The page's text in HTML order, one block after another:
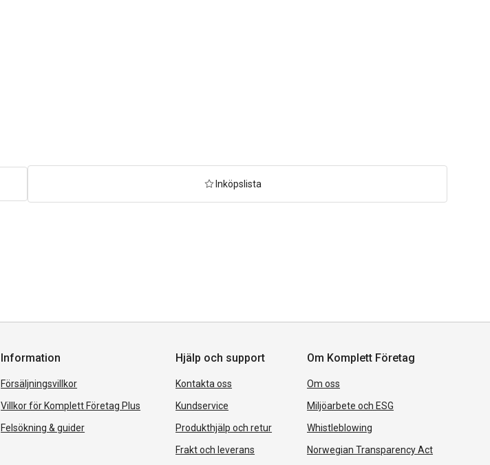
Inköpslista
Information
Försäljningsvillkor
Villkor för Komplett Företag Plus
Felsökning & guider
Hjälp och support
Kontakta oss
Kundservice
Produkthjälp och retur
Frakt och leverans
Om Komplett Företag
Om oss
Miljöarbete och ESG
Whistleblowing
Norwegian Transparency Act